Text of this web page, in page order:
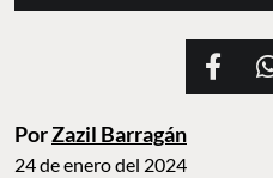
PorZazil Barragán
24 de enero del 2024